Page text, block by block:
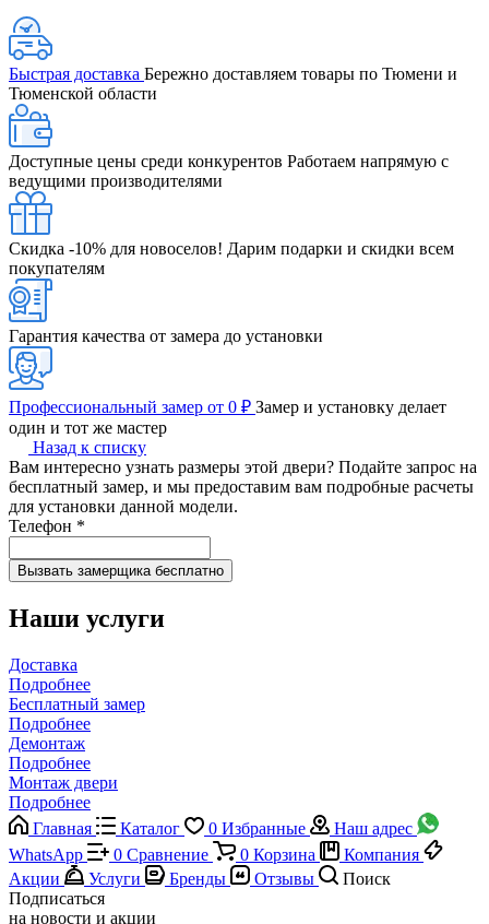
Быстрая доставка Бережно доставляем товары по Тюмени и
Тюменской области
Доступные цены среди конкурентов Работаем напрямую с
ведущими производителями
Скидка -10% для новоселов! Дарим подарки и скидки всем
покупателям
Гарантия качества от замера до установки
Профессиональный замер от 0 ₽ Замер и установку делает
один и тот же мастер
Назад к списку
Вам интересно узнать размеры этой двери? Подайте запрос на
бесплатный замер, и мы предоставим вам подробные расчеты
для установки данной модели.
Телефон *
Наши услуги
Доставка
Подробнее
Бесплатный замер
Подробнее
Демонтаж
Подробнее
Монтаж двери
Подробнее
Главная
Каталог 0 Избранные
Наш адрес
WhatsApp
0 Сравнение 0 Корзина
Компания
Акции
Услуги Бренды Отзывы
Поиск
Подписаться
на новости и акции